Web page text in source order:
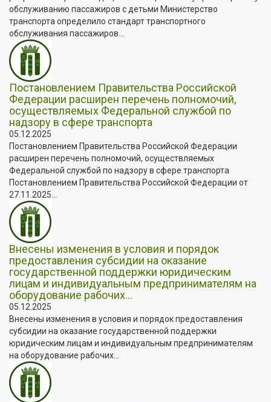
обслуживанию пассажиров с детьми Министерство
транспорта определило стандарт транспортного
обслуживания пассажиров...
Постановлением Правительства Российской
Федерации расширен перечень полномочий,
осуществляемых Федеральной службой по
надзору в сфере транспорта
05.12.2025
Постановлением Правительства Российской Федерации
расширен перечень полномочий, осуществляемых
Федеральной службой по надзору в сфере транспорта
Постановлением Правительства Российской Федерации от
27.11.2025...
Внесены изменения в условия и порядок
предоставления субсидии на оказание
государственной поддержки юридическим
лицам и индивидуальным предпринимателям на
оборудование рабочих...
05.12.2025
Внесены изменения в условия и порядок предоставления
субсидии на оказание государственной поддержки
юридическим лицам и индивидуальным предпринимателям
на оборудование рабочих...